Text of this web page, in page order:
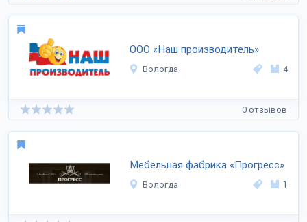
ООО «Наш производитель»
Вологда 4
0 отзывов
Мебельная фабрика «Прогресс»
Вологда 1